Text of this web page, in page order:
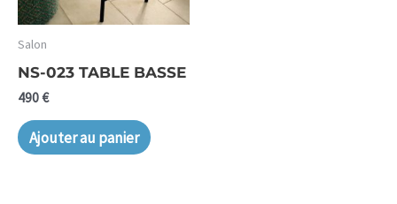
Salon
NS-023 TABLE BASSE
490€
Ajouter au panier